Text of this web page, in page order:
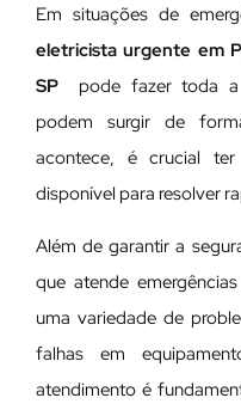
Em situações de
eletricista urgente em
SP
pode fazer toda a
podem surgir de
acontece, é crucial
disponível para resolver
Além de garantir a
que atende
uma variedade de
falhas em
atendimento é